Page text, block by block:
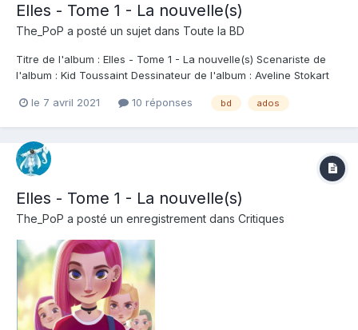
Elles - Tome 1 - La nouvelle(s)
The_PoP a posté un sujet dans Toute la BD
Titre de l'album : Elles - Tome 1 - La nouvelle(s) Scenariste de
l'album : Kid Toussaint Dessinateur de l'album : Aveline Stokart
Résumé de l'album : Elle, c'est une fille un peu comme tout le
le 7 avril 2021 10 réponses bd ados
Elles - Tome 1 - La nouvelle(s)
The_PoP a posté un enregistrement dans Critiques